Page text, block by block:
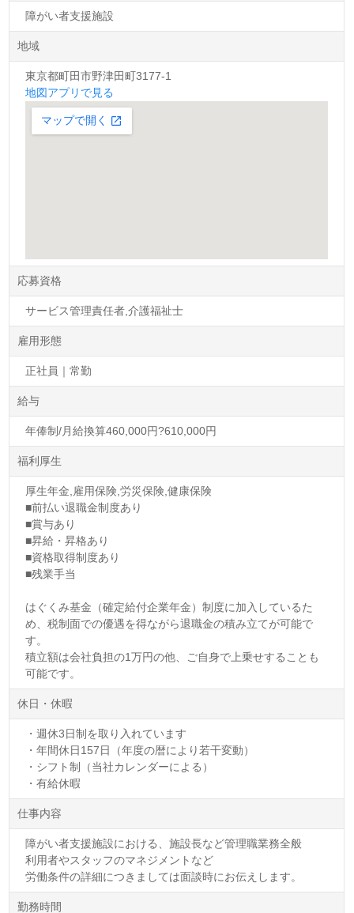
障がい者支援施設
地域
東京都町田市野津田町3177-1
地図アプリで見る
応募資格
サービス管理責任者,介護福祉士
雇用形態
正社員｜常勤
給与
年俸制/月給換算460,000円?610,000円
福利厚生
厚生年金,雇用保険,労災保険,健康保険
■前払い退職金制度あり
■賞与あり
■昇給・昇格あり
■資格取得制度あり
■残業手当
はぐくみ基金（確定給付企業年金）制度に加入しているた
め、税制面での優遇を得ながら退職金の積み立てが可能で
す。
積立額は会社負担の1万円の他、ご自身で上乗せすることも
可能です。
休日・休暇
・週休3日制を取り入れています
・年間休日157日（年度の暦により若干変動）
・シフト制（当社カレンダーによる）
・有給休暇
仕事内容
障がい者支援施設における、施設長など管理職業務全般
利用者やスタッフのマネジメントなど
労働条件の詳細につきましては面談時にお伝えします。
勤務時間